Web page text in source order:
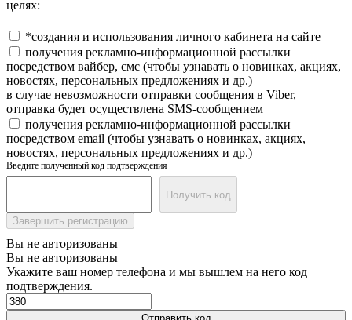
целях:
*создания и использования личного кабинета на сайте
получения рекламно-информационной рассылки
посредством вайбер, смс (чтобы узнавать о новинках, акциях,
новостях, персональных предложениях и др.)
в случае невозможности отправки сообщения в Viber,
отправка будет осуществлена SMS-сообщением
получения рекламно-информационной рассылки
посредством email (чтобы узнавать о новинках, акциях,
новостях, персональных предложениях и др.)
Введите полученный код подтверждения
Получить код
Завершить регистрацию
Вы не авторизованы
Вы не авторизованы
Укажите ваш номер телефона и мы вышлем на него код
подтверждения.